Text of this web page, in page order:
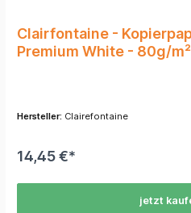
Clairfontaine -
Premium White - 80g/
Hersteller: Clairefontaine
14,45 €*
jetzt